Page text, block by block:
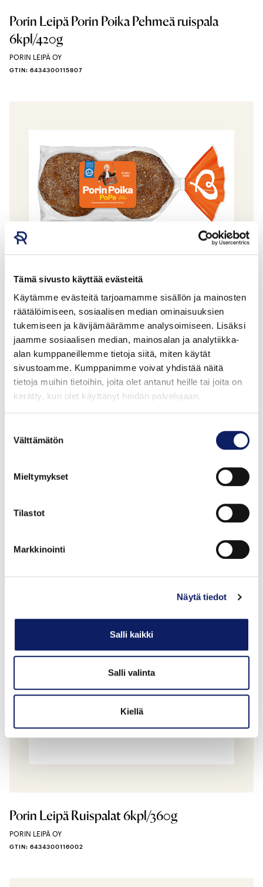
Tämä sivusto käyttää evästeitä
Käytämme evästeitä tarjoamamme sisällön ja mainosten
räätälöimiseen, sosiaalisen median ominaisuuksien
tukemiseen ja kävijämäärämme analysoimiseen. Lisäksi
jaamme sosiaalisen median, mainosalan ja analytiikka-
alan kumppaneillemme tietoja siitä, miten käytät
sivustoamme. Kumppanimme voivat yhdistää näitä
tietoja muihin tietoihin, joita olet antanut heille tai joita on
kerätty, kun olet käyttänyt heidän palvelujaan.
valinta
Välttämätön
Mieltymykset
Tilastot
Markkinointi
Näytä tiedot
Salli kaikki
Salli valinta
Kiellä
Porin Leipä Porin Poika Pehmeä ruispala
6kpl/420g
PORIN LEIPÄ OY
GTIN: 6434300115807
Porin Leipä Porin Poika PoPe 6kpl/420g
PORIN LEIPÄ OY
GTIN: 6434300116408
Porin Leipä Porin Poika Täysjyväruispala
Porin Leipä Ruispalat 6kpl/360g
PORIN LEIPÄ OY
GTIN: 6434300116002